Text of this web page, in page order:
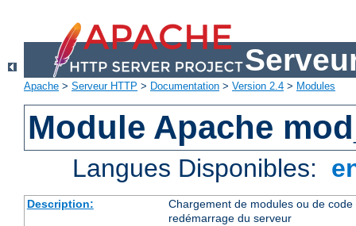
Apache > Serveur HTTP > Documentation > Version 2.4 > Modules
Module Apache
Langues Disponibles:
Description:
Chargement de modules ou de
redémarrage du serveur